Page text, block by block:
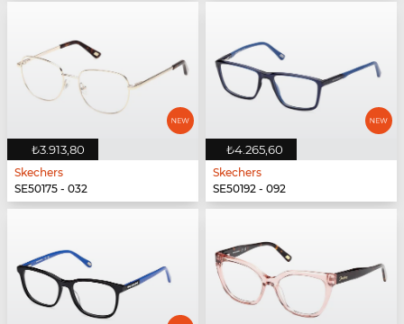
₺3.913,80
Skechers
SE50175 - 032
₺4.265,60
Skechers
SE50192 - 092